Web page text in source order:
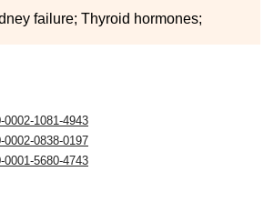
failure; Thyroid hormones;
1081-4943
0838-0197
5680-4743